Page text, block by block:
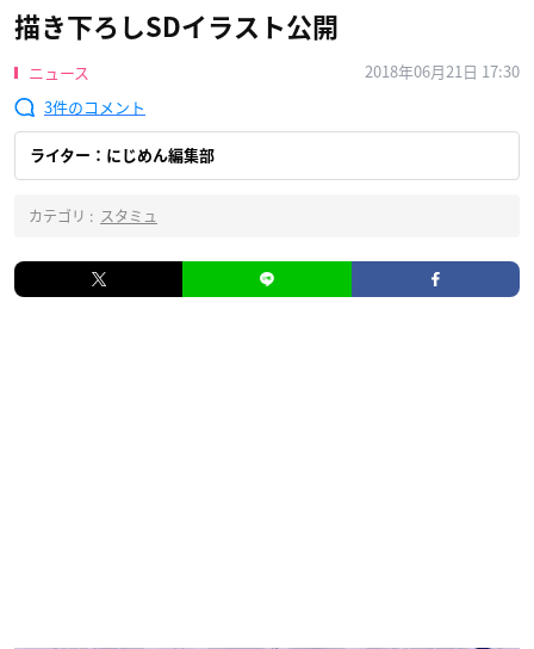
描き下ろしSDイラスト公開
ニュース
2018年06月21日 17:30
3
ライター：にじめん編集部
カテゴリ : スタミュ